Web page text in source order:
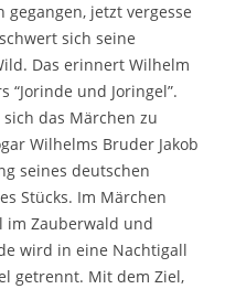
jetzt vergesse
sich seine
Das erinnert Wilhelm
“Jorinde und Joringel”.
das Märchen zu
Wilhelms Bruder Jakob
seines deutschen
Stücks. Im Märchen
im Zauberwald und
wird in eine Nachtigall
getrennt. Mit dem Ziel,